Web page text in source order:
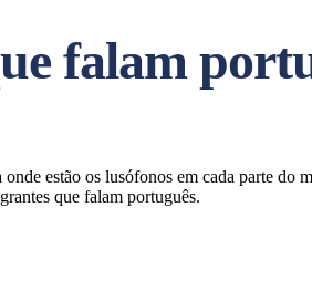
falam
estão os lusófonos em cada parte
que falam português.